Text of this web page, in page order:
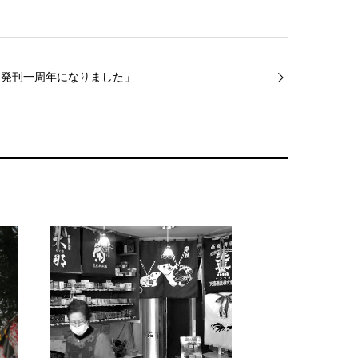
刊一周年になりました」